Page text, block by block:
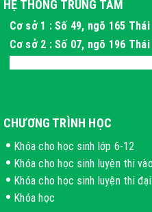
HỆ THỐNG TRUNG TÂM
Cơ sở 1 : Số 49, ngõ 165
Cơ sở 2 : Số 07, ngõ 196
CHƯƠNG TRÌNH HỌC
Khóa cho học sinh lớp 6-12
Khóa cho học sinh luyện thi
Khóa cho học sinh luyện thi
Khóa học